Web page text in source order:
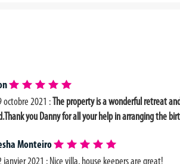
octobre 2021 :The property is a wonderful retreat
you Danny for all your help in arranging the
Monteiro
janvier 2021 :Nice villa, house keepers are great!